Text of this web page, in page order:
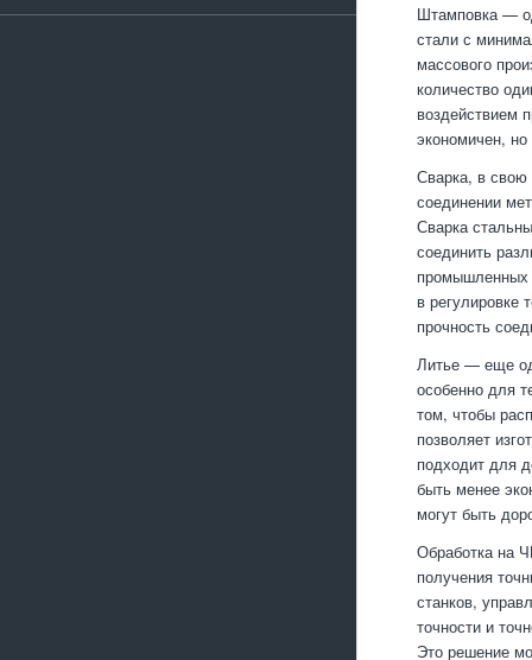
Штамповка —
стали с
массового
количество
воздействием
экономичен,
Сварка, в свою
соединении
Сварка
соединить
промышленных
в регулировке
прочность
Литье — еще
особенно для
том, чтобы
позволяет
подходит для
быть менее
могут быть
Обработка на
получения
станков,
точности и
Это решение